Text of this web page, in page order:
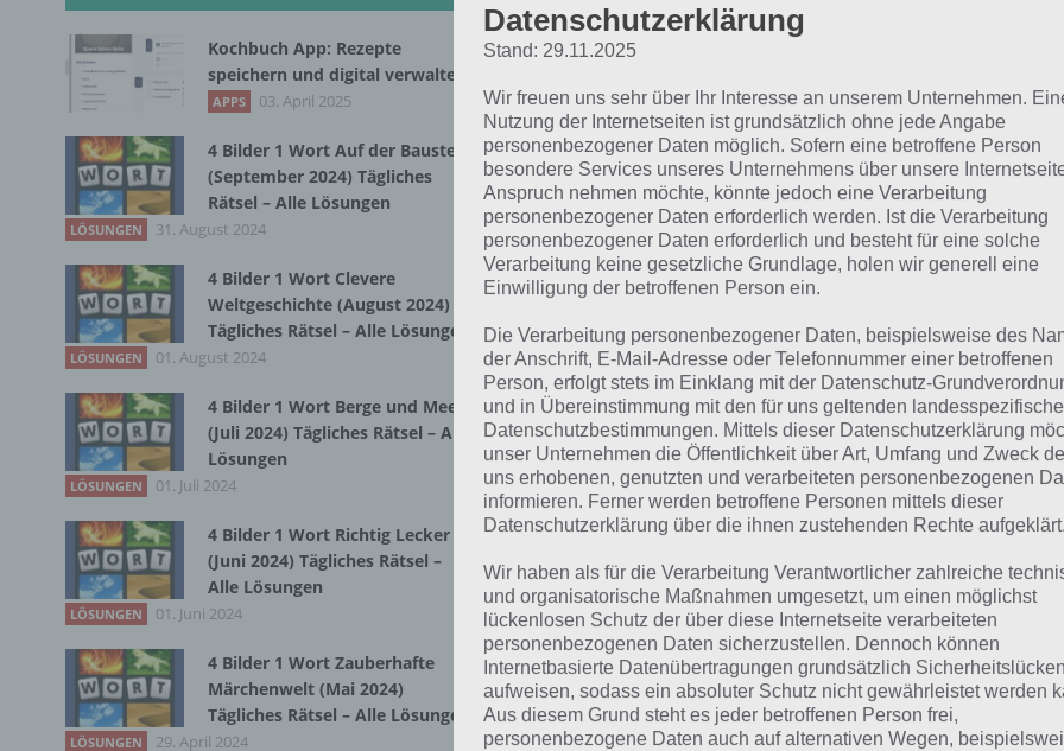
Die Lösung für das tägliche Rätsel vom 22.9.2021 zu Auf zu
September 2021 in 4 Bilder 1 Wort. Wenn du dort aktuell
für dich:
PILOT
Du suchst eine andere Lösung?
Tägliches BONUS Rätsel:Zur Lösung vom 22.9.2021
Rätsel aus dem Jahr 2020:Schau mal, was vor einem Jahr,
Lösung gesucht war
Zur Übersicht :4 Bilder 1 Wort Lösungen zu Auf zu den
Kochbuch App: Rezepte
speichern und digital verwalten
APPS 03. April 2025
4 Bilder 1 Wort Auf der Baustelle
(September 2024) Tägliches
Rätsel – Alle Lösungen
LÖSUNGEN 31. August 2024
4 Bilder 1 Wort Clevere
Weltgeschichte (August 2024)
Tägliches Rätsel – Alle Lösungen
LÖSUNGEN 01. August 2024
4 Bilder 1 Wort Berge und Meer
(Juli 2024) Tägliches Rätsel – Alle
Lösungen
LÖSUNGEN 01. Juli 2024
4 Bilder 1 Wort Richtig Lecker
(Juni 2024) Tägliches Rätsel –
Alle Lösungen
LÖSUNGEN 01. Juni 2024
4 Bilder 1 Wort Zauberhafte
Märchenwelt (Mai 2024)
Tägliches Rätsel – Alle Lösungen
LÖSUNGEN 29. April 2024
Datenschutzerklärung
Stand: 29.11.2025
Wir freuen uns sehr über Ihr Interesse an unserem Unternehmen.
Nutzung der Internetseiten ist grundsätzlich ohne jede Angabe
personenbezogener Daten möglich. Sofern eine betroffene Person
besondere Services unseres Unternehmens über unsere
Anspruch nehmen möchte, könnte jedoch eine Verarbeitung
personenbezogener Daten erforderlich werden. Ist die Verarbeitung
personenbezogener Daten erforderlich und besteht für eine solche
Verarbeitung keine gesetzliche Grundlage, holen wir generell eine
Einwilligung der betroffenen Person ein.
Die Verarbeitung personenbezogener Daten, beispielsweise des
der Anschrift, E-Mail-Adresse oder Telefonnummer einer betroffenen
Person, erfolgt stets im Einklang mit der Datenschutz-
und in Übereinstimmung mit den für uns geltenden
Datenschutzbestimmungen. Mittels dieser Datenschutzerklärung
unser Unternehmen die Öffentlichkeit über Art, Umfang und Zweck
uns erhobenen, genutzten und verarbeiteten personenbezogenen
informieren. Ferner werden betroffene Personen mittels dieser
Datenschutzerklärung über die ihnen zustehenden Rechte aufgeklärt.
Wir haben als für die Verarbeitung Verantwortlicher zahlreiche
und organisatorische Maßnahmen umgesetzt, um einen möglichst
lückenlosen Schutz der über diese Internetseite verarbeiteten
personenbezogenen Daten sicherzustellen. Dennoch können
Internetbasierte Datenübertragungen grundsätzlich Sicherheitslücken
aufweisen, sodass ein absoluter Schutz nicht gewährleistet werden
Aus diesem Grund steht es jeder betroffenen Person frei,
personenbezogene Daten auch auf alternativen Wegen,